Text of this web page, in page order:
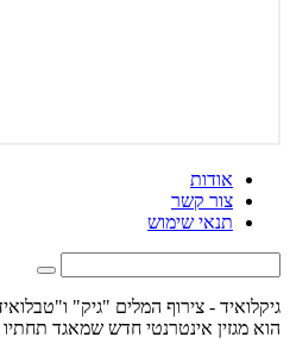
אודות
צור קשר
תנאי שימוש
גיקלואיד - צירוף המלים "גיק"
הוא מגזין אינטרנטי חדש שמאגד